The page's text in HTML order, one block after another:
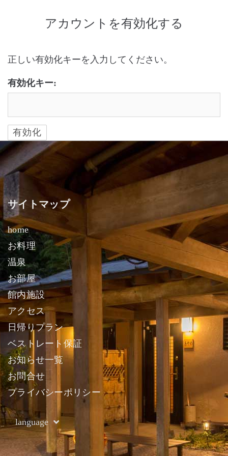
アカウントを有効化する
正しい有効化キーを入力してください。
有効化キー:
サイトマップ
home
お料理
温泉
お部屋
館内施設
アクセス
日帰りプラン
ベストレート保証
お知らせ一覧
お問合せ
プライバシーポリシー
language